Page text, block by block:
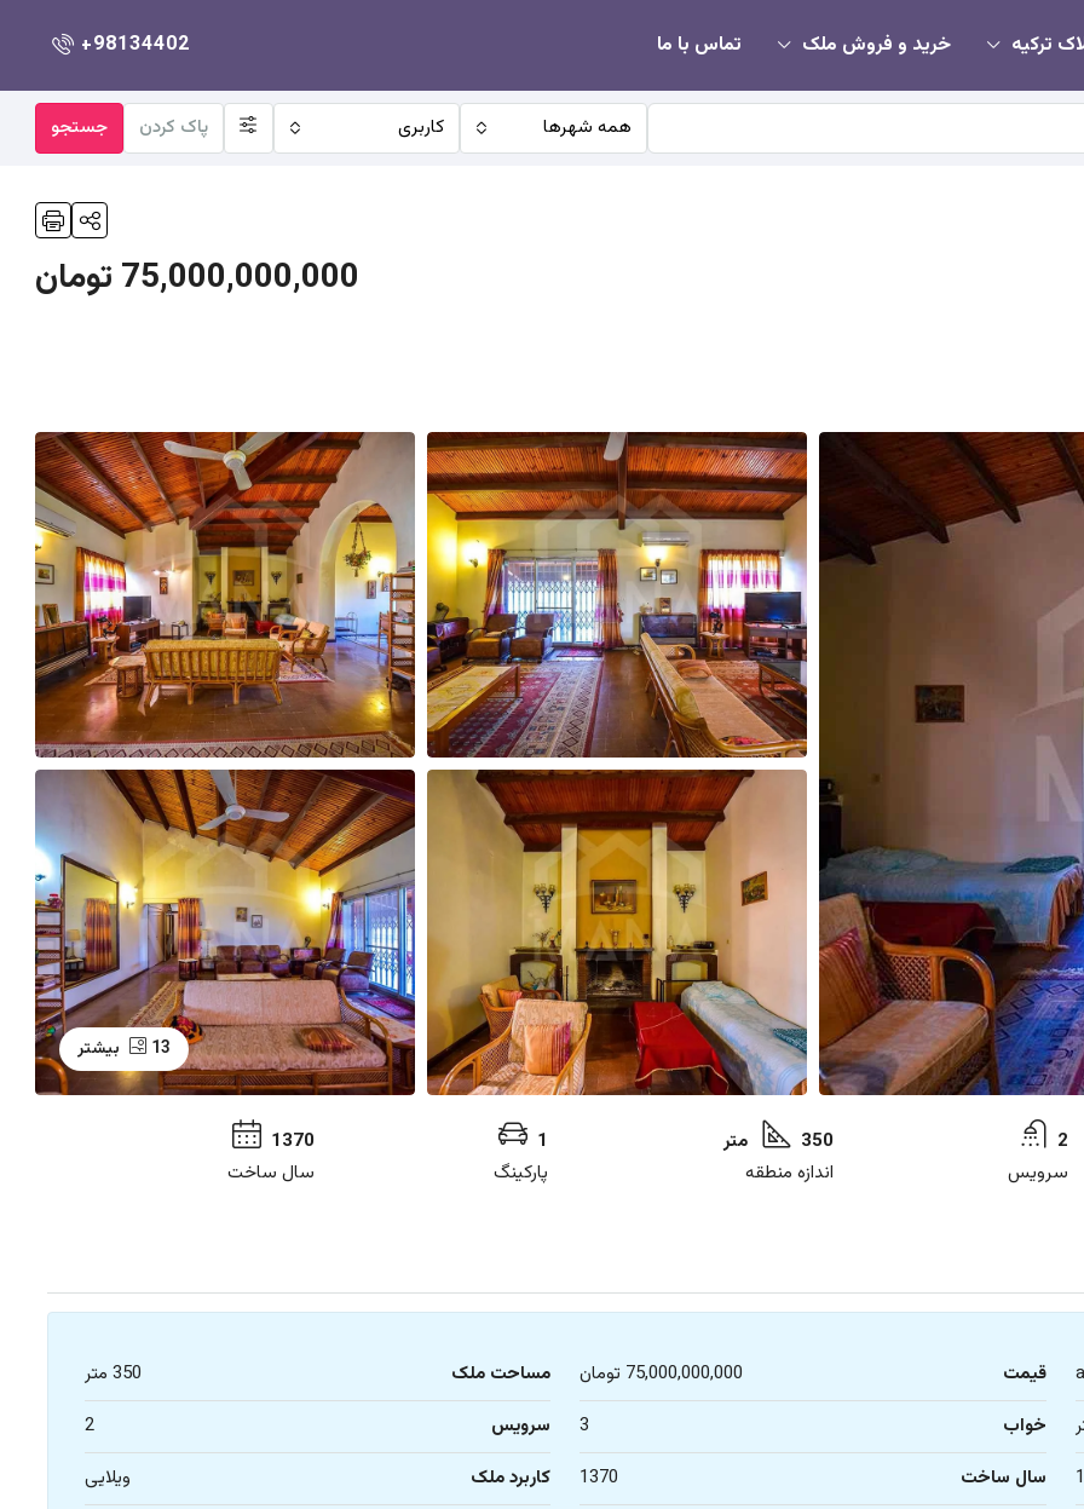
ترکیه خرید و فروش ملک تماس با ما +98134402
همه شهرها کاربری پاک کردن جستجو
75,000,000,000 تومان
13 بیشتر
2
سرویس
350 متر
اندازه منطقه
1
پارکینگ
1370
سال ساخت
قیمت 75,000,000,000 تومان مساحت ملک
350 متر
خواب 3 سرویس
2
1 سال ساخت 1370 کاربرد ملک
ویلایی